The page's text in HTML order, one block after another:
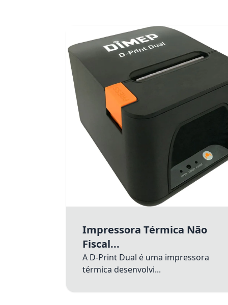
Impressora Térmica Não
Fiscal...
A D-Print Dual é uma impressora
térmica desenvolvi...